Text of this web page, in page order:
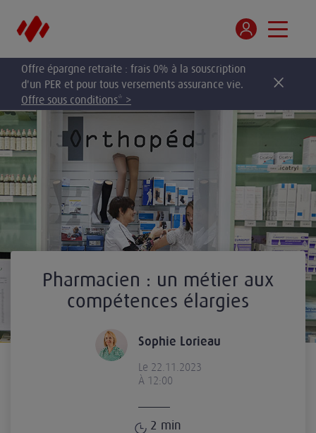
Offre épargne retraite : frais 0% à la souscription
d'un PER et pour tous versements assurance vie.
Offre sous conditions* >
Pharmacien : un métier aux
compétences élargies
Sophie Lorieau
Le 22.11.2023
À 12:00
2 min